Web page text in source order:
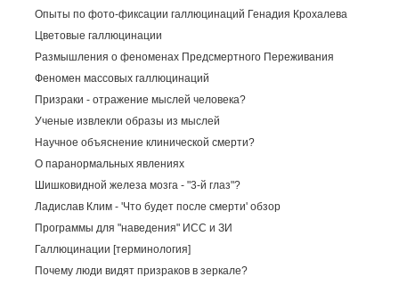
Опыты по фото-фиксации галлюцинаций Генадия Крохалева
Цветовые галлюцинации
Размышления о феноменах Предсмертного Переживания
Феномен массовых галлюцинаций
Призраки - отражение мыслей человека?
Ученые извлекли образы из мыслей
Научное объяснение клинической смерти?
О паранормальных явлениях
Шишковидной железа мозга - "3-й глаз"?
Ладислав Клим - 'Что будет после смерти' обзор
Программы для "наведения" ИСС и ЗИ
Галлюцинации [терминология]
Почему люди видят призраков в зеркале?